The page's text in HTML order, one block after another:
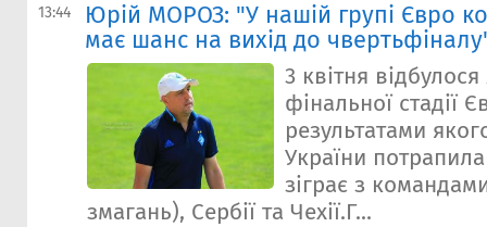
13:44
Юрій МОРОЗ: "У нашій групі Євро
має шанс на вихід до
3 квітня
фінальної стадії
результатами
України
зіграє з
змагань), Сербії та Чехії.Г...